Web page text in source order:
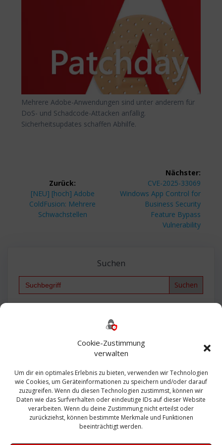
Cookie-Zustimmung
verwalten
Um dir ein optimales Erlebnis zu bieten, verwenden wir Technologien
wie Cookies, um Geräteinformationen zu speichern und/oder darauf
zuzugreifen. Wenn du diesen Technologien zustimmst, können wir
Daten wie das Surfverhalten oder eindeutige IDs auf dieser Website
verarbeiten. Wenn du deine Zustimmung nicht erteilst oder
zurückziehst, können bestimmte Merkmale und Funktionen
beeinträchtigt werden.
Mehrere Adobe-Anwendungen sind unter anderem für
DoS- und Schadcode-Attacken anfällig.
Sicherheitsupdates schaffen Abhilfe.
Zurück:
Vorheriger
Beitrag:
[NEU] [hoch] Adobe
ColdFusion: Mehrere
Schwachstellen
Nächster:
Nächster
Beitrag:
CVE-2025-33069
Windows App Control for
Business Security
Feature Bypass
Vulnerability
Suchen
Search
Bautagebuch
Exchange firewall Fritzbox
Microsoft
Sanierung SBS Security Server Sicherheit
Sicherung SIEM Sophos SSL Ubuntu
Update Upgrade UTM VCenter VCSA Veeam
VMWare VPN WAZUH Windows
Zertifikat